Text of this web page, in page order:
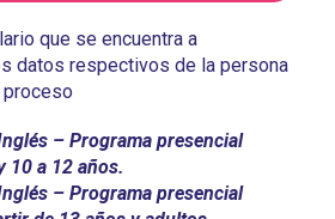
que se encuentra a
datos respectivos de la persona
proceso
– Programa presencial
10 a 12 años.
– Programa presencial